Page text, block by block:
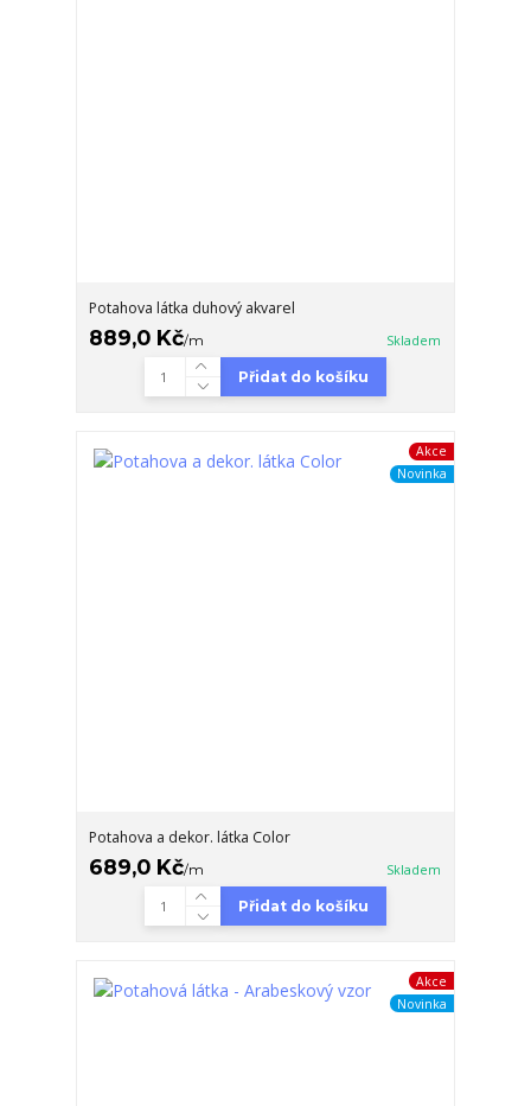
Potahova látka duhový akvarel
889,0 Kč/m Skladem
Přidat do košíku
Akce
Novinka
Potahova a dekor. látka Color
689,0 Kč/m Skladem
Přidat do košíku
Akce
Novinka